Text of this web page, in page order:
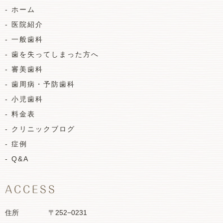
- ホーム
- 医院紹介
- 一般歯科
- 歯を失ってしまった方へ
- 審美歯科
- 歯周病・予防歯科
- 小児歯科
- 料金表
- クリニックブログ
- 症例
- Q&A
ACCESS
住所 〒252−0231